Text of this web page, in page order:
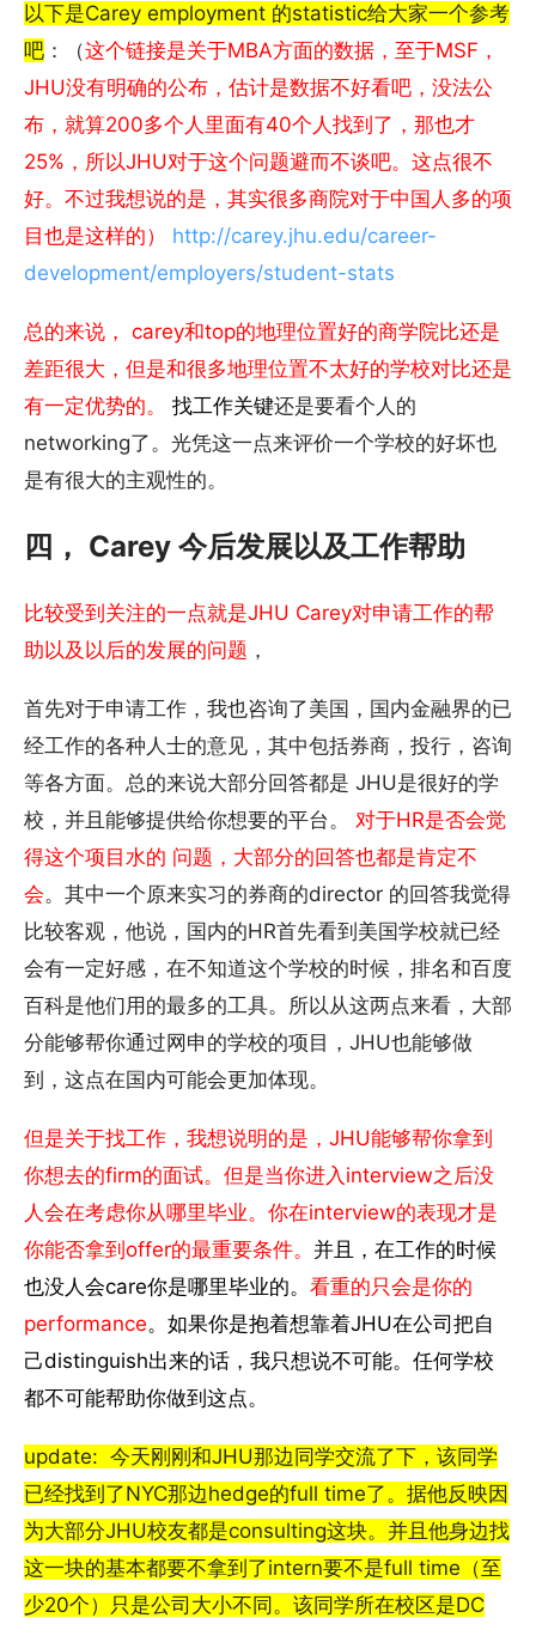
以下是Carey employment 的statistic给大家一个参考
吧 ：（这个链接是关于MBA方面的数据，至于MSF，
JHU没有明确的公布，估计是数据不好看吧，没法公
布，就算200多个人里面有40个人找到了，那也才
25%，所以JHU对于这个问题避而不谈吧。这点很不
好。不过我想说的是，其实很多商院对于中国人多的项
目也是这样的）
http://carey.jhu.edu/career-
development/employers/student-stats
总的来说， carey和top的地理位置好的商学院比还是
差距很大，但是和很多地理位置不太好的学校对比还是
有一定优势的。 找工作关键还是要看个人的
networking了。光凭这一点来评价一个学校的好坏也
是有很大的主观性的。
四， Carey 今后发展以及工作帮助
比较受到关注的一点就是JHU Carey对申请工作的帮
助以及以后的发展的问题 ，
首先对于申请工作，我也咨询了美国，国内金融界的已
经工作的各种人士的意见，其中包括券商，投行，咨询
等各方面。总的来说大部分回答都是 JHU是很好的学
校，并且能够提供给你想要的平台。
对于HR是否会觉
得这个项目水的 问题，大部分的回答也都是肯定不
会。其中一个原来实习的券商的director 的回答我觉得
比较客观，他说，国内的HR首先看到美国学校就已经
会有一定好感，在不知道这个学校的时候，排名和百度
百科是他们用的最多的工具。所以从这两点来看，大部
分能够帮你通过网申的学校的项目，JHU也能够做
到，这点在国内可能会更加体现。
但是关于找工作，我想说明的是，JHU能够帮你拿到
你想去的firm的面试。但是当你进入interview之后没
人会在考虑你从哪里毕业。你在interview的表现才是
你能否拿到offer的最重要条件。 并且，在工作的时候
也没人会care你是哪里毕业的。 看重的只会是你的
performance。如果你是抱着想靠着JHU在公司把自
己distinguish出来的话，我只想说不可能。任何学校
都不可能帮助你做到这点。
update: 今天刚刚和JHU那边同学交流了下，该同学
已经找到了NYC那边hedge的full time了。据他反映因
为大部分JHU校友都是consulting这块。并且他身边找
这一块的基本都要不拿到了intern要不是full time（至
少20个）只是公司大小不同。该同学所在校区是DC